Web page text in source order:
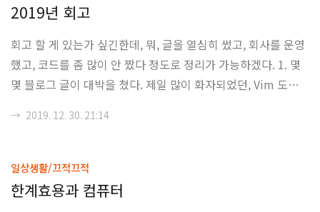
2019년 회고
회고 할 게 있는가 싶긴한데, 뭐, 글을 열심히 썼고, 회사를 운영
했고, 코드를 좀 많이 안 짰다 정도로 정리가 가능하겠다. 1. 몇
몇 블로그 글이 대박을 쳤다. 제일 많이 화자되었던, Vim 도대체
트위터, 페이스북을 통해서 엄청나게 퍼졌었다. 사실 이 글이 왜
m 쓰면서 빡쳤던 것을 주저리주저리 했을 뿐인데 (...) 그 다음
으로 많이 공유되었던 글은 블록체인 거 쓸만하긴 해요? 이다. k
→ 2019. 12. 30. 21:14
일상생활/끄적끄적
한계효용과 컴퓨터